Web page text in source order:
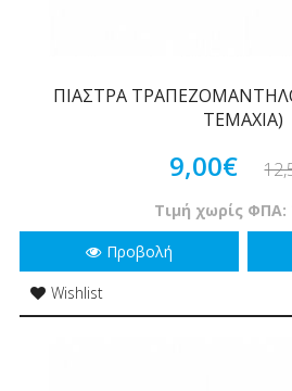
ΠΙΑΣΤΡΑ
ΤΕΜΑΧΙΑ)
9,00€
Τιμή χωρίς ΦΠΑ:
Προβολή
Wishlist